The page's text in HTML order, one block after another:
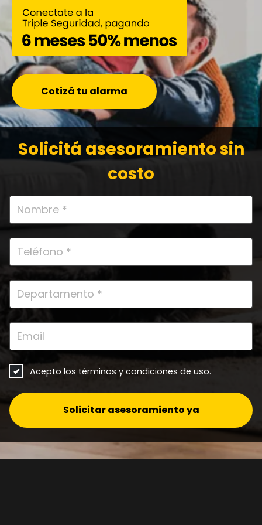
00_Herolp-display-generic
00_Herolp-social-generic
00_Herolp-sem-generic-mob
00_Herolp-display-generic-mob
00_Herolp-social-generic-mob
00_Hero-moblp
composiciones-landings
awareness
AFILIADOS
Social-Media
Generic
PMAX
DemandGen
Cotizá tu alarma
Solicitá asesoramiento sin
costo
Acepto los términos y condiciones de uso.
Solicitar asesoramiento ya